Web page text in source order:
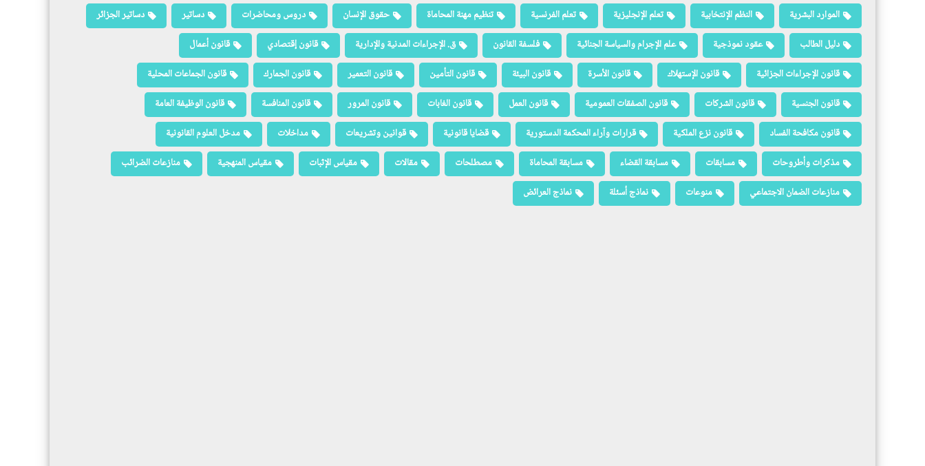
الموارد البشرية
النظم الإنتخابية تعلم الإنجليزية تعلم الفرنسية تنظيم مهنة المحاماة حقوق الإنسان دروس ومحاضرات دساتير
دساتير الجزائر
دليل الطالب
عقود نموذجية علم الإجرام والسياسة الجنائية فلسفة القانون ق. الإجراءات المدنية والإدارية قانون إقتصادي
قانون أعمال
قانون الإجراءات الجزائية
قانون الإستهلاك قانون الأسرة قانون البيئة قانون التأمين قانون التعمير قانون الجمارك
قانون الجماعات المحلية
قانون الجنسية
قانون الشركات قانون الصفقات العمومية قانون العمل قانون الغابات قانون المرور قانون المنافسة
قانون الوظيفة العامة
قانون مكافحة الفساد
قانون نزع الملكية قرارات وآراء المحكمة الدستورية قضايا قانونية قوانين وتشريعات مداخلات
مدخل العلوم القانونية
مذكرات وأطروحات
مسابقات مسابقة القضاء مسابقة المحاماة مصطلحات مقالات مقياس الإثبات مقياس المنهجية
منازعات الضرائب
منازعات الضمان الاجتماعي
منوعات نماذج أسئلة نماذج العرائض